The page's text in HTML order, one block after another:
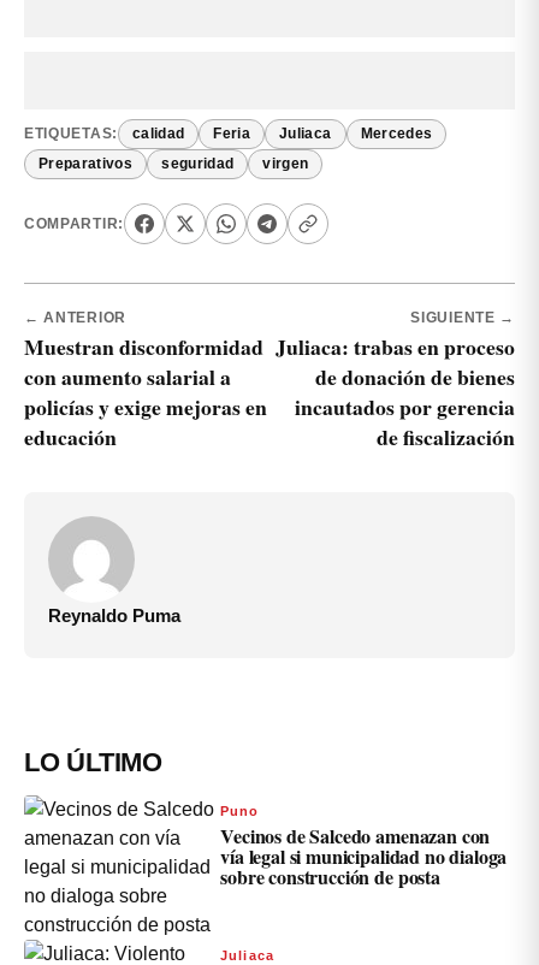
ETIQUETAS: calidad Feria Juliaca Mercedes
Preparativos seguridad virgen
COMPARTIR:
← ANTERIOR
Muestran disconformidad
con aumento salarial a
policías y exige mejoras en
educación
SIGUIENTE →
Juliaca: trabas en proceso
de donación de bienes
incautados por gerencia
de fiscalización
Reynaldo Puma
LO ÚLTIMO
Puno
Vecinos de Salcedo amenazan con
vía legal si municipalidad no dialoga
sobre construcción de posta
Juliaca